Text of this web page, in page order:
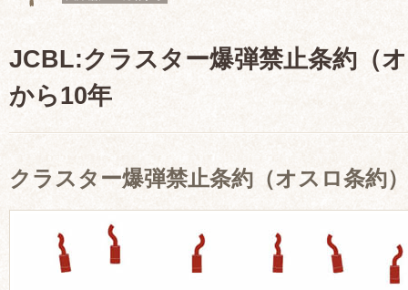
JCBL:クラスター爆弾禁止条約（
から10年
クラスター爆弾禁止条約（オスロ条約